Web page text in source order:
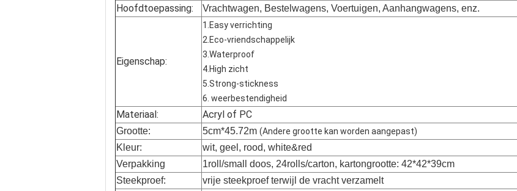
Hoofdtoepassing:
Vrachtwagen, Bestelwagens, Voertuigen, Aanhangwagens, enz.
Eigenschap:
1.Easy verrichting
2.Eco-vriendschappelijk
3.Waterproof
4.High zicht
5.Strong-stickness
6. weerbestendigheid
Materiaal: Acryl of PC
Grootte: 5cm*45.72m (Andere grootte kan worden aangepast)
Kleur:
wit, geel, rood, white&red
Verpakking
1roll/small doos, 24rolls/carton, kartongrootte: 42*42*39cm
Steekproef:
vrije steekproef terwijl de vracht verzamelt